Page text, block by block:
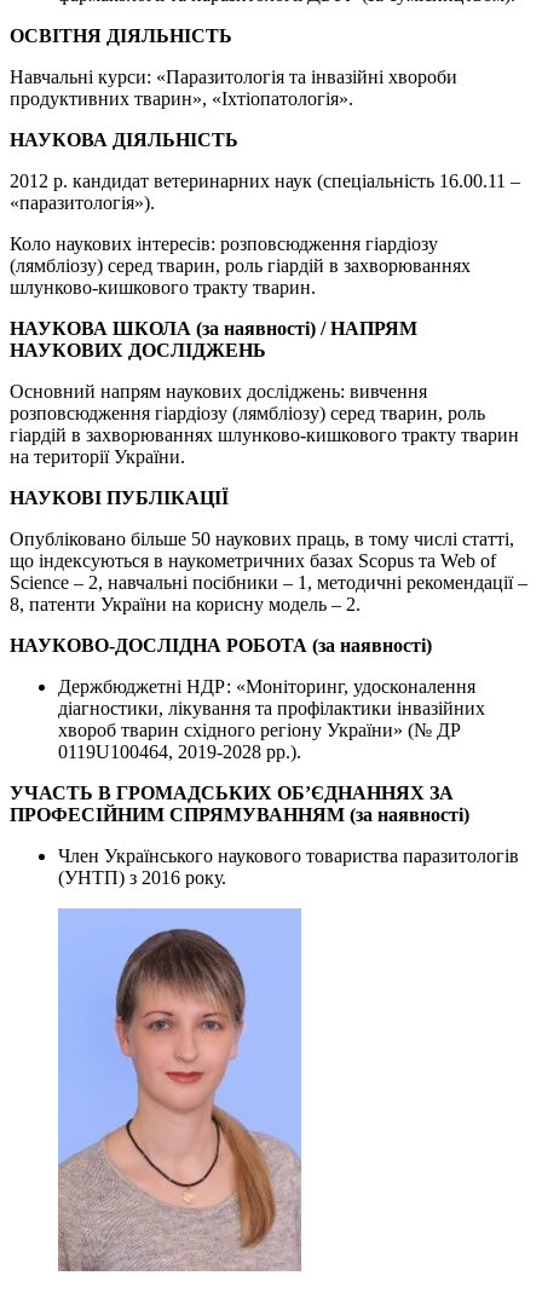
ОСВІТНЯ ДІЯЛЬНІСТЬ
Навчальні курси: «Паразитологія та інвазійні хвороби
продуктивних тварин», «Іхтіопатологія».
НАУКОВА ДІЯЛЬНІСТЬ
2012 р. кандидат ветеринарних наук (спеціальність 16.00.11 –
«паразитологія»).
Коло наукових інтересів: розповсюдження гіардіозу
(лямбліозу) серед тварин, роль гіардій в захворюваннях
шлунково-кишкового тракту тварин.
НАУКОВА ШКОЛА (за наявності) / НАПРЯМ
НАУКОВИХ ДОСЛІДЖЕНЬ
Основний напрям наукових досліджень: вивчення
розповсюдження гіардіозу (лямбліозу) серед тварин, роль
гіардій в захворюваннях шлунково-кишкового тракту тварин
на території України.
НАУКОВІ ПУБЛІКАЦІЇ
Опубліковано більше 50 наукових праць, в тому числі статті,
що індексуються в наукометричних базах Scopus та Web of
Science – 2, навчальні посібники – 1, методичні рекомендації –
8, патенти України на корисну модель – 2.
НАУКОВО-ДОСЛІДНА РОБОТА (за наявності)
Держбюджетні НДР: «Моніторинг, удосконалення
діагностики, лікування та профілактики інвазійних
хвороб тварин східного регіону України» (№ ДР
0119U100464, 2019-2028 рр.).
УЧАСТЬ В ГРОМАДСЬКИХ ОБ’ЄДНАННЯХ ЗА
ПРОФЕСІЙНИМ СПРЯМУВАННЯМ (за наявності)
Член Українського наукового товариства паразитологів
(УНТП) з 2016 року.